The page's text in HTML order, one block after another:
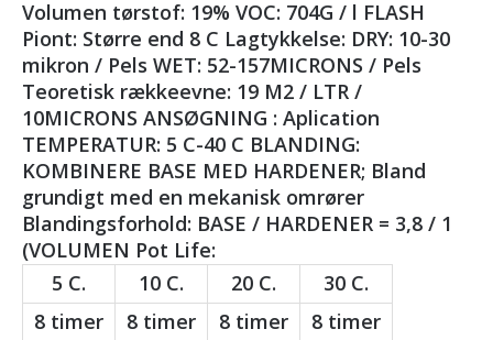
Volumen tørstof: 19% VOC: 704G / ​​l FLASH
Piont: Større end 8 C Lagtykkelse: DRY: 10-30
mikron / Pels WET: 52-157MICRONS / Pels
Teoretisk rækkeevne: 19 M2 / LTR /
10MICRONS ANSØGNING : Aplication
TEMPERATUR: 5 C-40 C BLANDING:
KOMBINERE BASE MED HARDENER; Bland
grundigt med en mekanisk omrører
Blandingsforhold: BASE / HARDENER = 3,8 / 1
(VOLUMEN Pot Life:
5 C.
10 C. 20 C.
30 C.
8 timer
8 timer 8 timer
8 timer